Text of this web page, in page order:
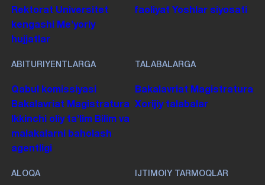
Rektorat Universitet
kengashi Me'yoriy
hujjatlar
faoliyat Yoshlar siyosati
ABITURIYENTLARGA
Qabul komissiyasi
Bakalavriat Magistratura
Ikkinchi oliy taʼlim Bilim va
malakalarni baholash
agentligi
TALABALARGA
Bakalavriat Magistratura
Xorijiy talabalar
ALOQA IJTIMOIY TARMOQLAR